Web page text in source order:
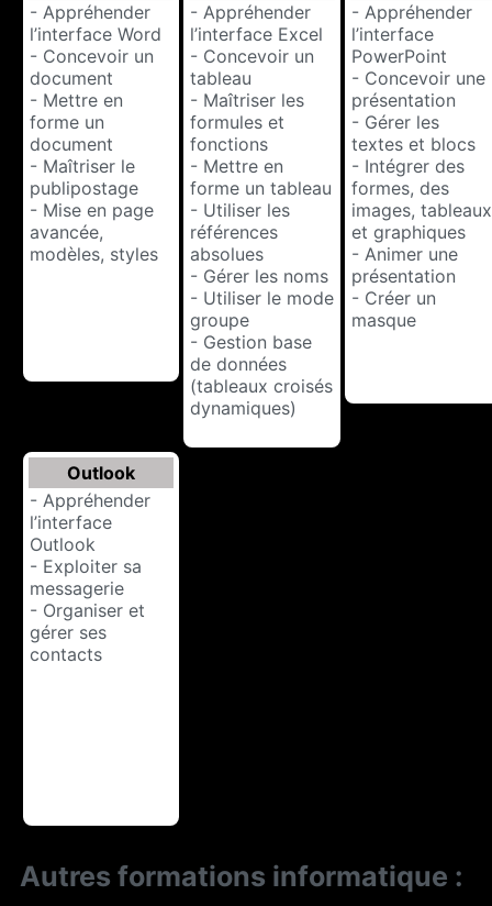
- Appréhender
l’interface Word
- Concevoir un
document
- Mettre en
forme un
document
- Maîtriser le
publipostage
- Mise en page
avancée,
modèles, styles
- Appréhender
l’interface Excel
- Concevoir un
tableau
- Maîtriser les
formules et
fonctions
- Mettre en
forme un tableau
- Utiliser les
références
absolues
- Gérer les noms
- Utiliser le mode
groupe
- Gestion base
de données
(tableaux croisés
dynamiques)
- Appréhender
l’interface
PowerPoint
- Concevoir une
présentation
- Gérer les
textes et blocs
- Intégrer des
formes, des
images, tableaux
et graphiques
- Animer une
présentation
- Créer un
masque
Outlook
- Appréhender
l’interface
Outlook
- Exploiter sa
messagerie
- Organiser et
gérer ses
contacts
Autres formations informatique :